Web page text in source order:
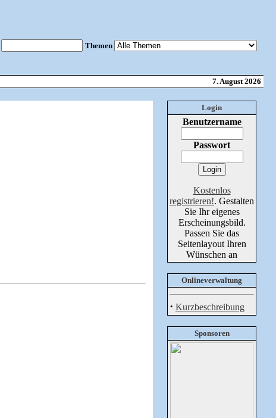
Themen
7. August 2026
Login
Benutzername
Passwort
Kostenlos
registrieren!. Gestalten
Sie Ihr eigenes
Erscheinungsbild.
Passen Sie das
Seitenlayout Ihren
Wünschen an
Onlineverwaltung
· Kurzbeschreibung
Sponsoren